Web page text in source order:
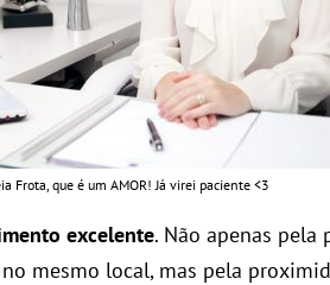
Frota, que é um AMOR! Já virei paciente <3
excelente. Não apenas pela
mesmo local, mas pela